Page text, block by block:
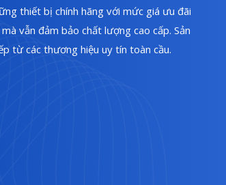
thiết bị chính hãng với mức giá ưu đãi
vẫn đảm bảo chất lượng cao cấp. Sản
từ các thương hiệu uy tín toàn cầu.